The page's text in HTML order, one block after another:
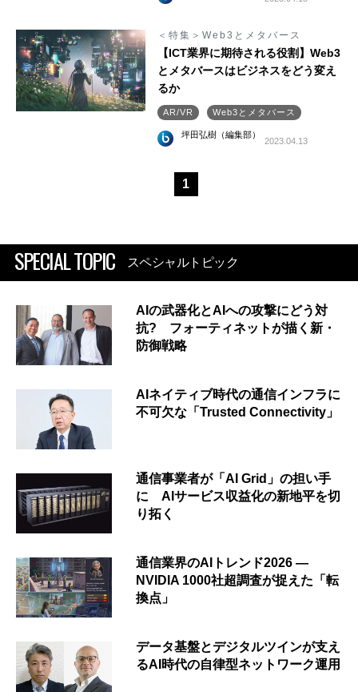
＜特集＞Web3とメタバース
【ICT業界に期待される役割】Web3
とメタバースはビジネスをどう変え
るか
AR/VR Web3とメタバース
坪田弘樹（編集部）
2023.04.13
1
SPECIAL TOPIC スペシャルトピック
AIの武器化とAIへの攻撃にどう対
抗? フォーティネットが描く新・
防御戦略
AIネイティブ時代の通信インフラに
不可欠な「Trusted Connectivity」
通信事業者が「AI Grid」の担い手
に AIサービス収益化の新地平を切
り拓く
通信業界のAIトレンド2026 ―
NVIDIA 1000社超調査が捉えた「転
換点」
データ基盤とデジタルツインが支え
るAI時代の自律型ネットワーク運用